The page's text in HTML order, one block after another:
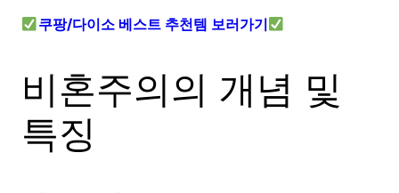
쿠팡/다이소 베스트 추천템 보러가기
비혼주의의 개념 및
특징